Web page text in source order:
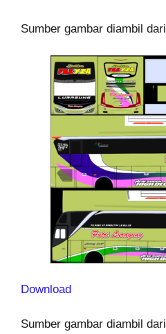
Sumber gambar diambil dari
Download
Sumber gambar diambil dari